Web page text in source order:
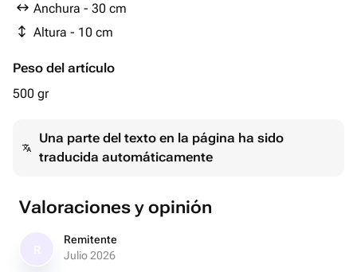
Anchura - 30 cm
Altura - 10 cm
Peso del artículo
500 gr
Una parte del texto en la página ha sido
traducida automáticamente
Valoraciones y opinión
Remitente
Julio 2026